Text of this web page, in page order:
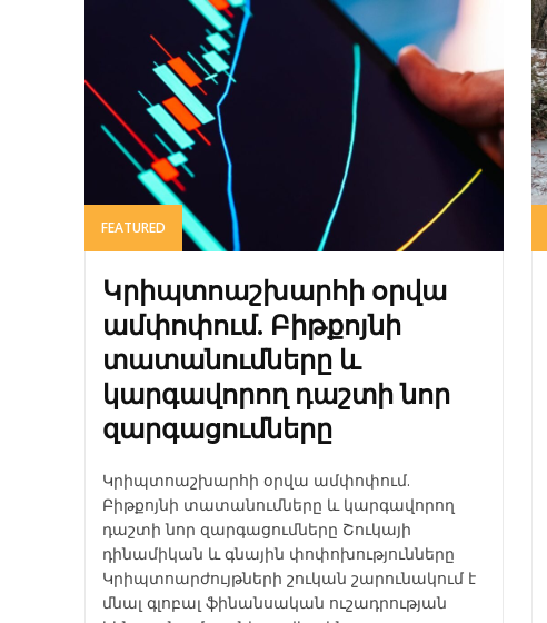
FEATURED
Կրիպտոաշխարհի օրվա
ամփոփում. Բիթքոյնի
տատանումները և
կարգավորող դաշտի նոր
զարգացումները
Կրիպտոաշխարհի օրվա ամփոփում.
Բիթքոյնի տատանումները և կարգավորող
դաշտի նոր զարգացումները Շուկայի
դինամիկան և գնային փոփոխությունները
Կրիպտոարժույթների շուկան շարունակում է
մնալ գլոբալ ֆինանսական ուշադրության